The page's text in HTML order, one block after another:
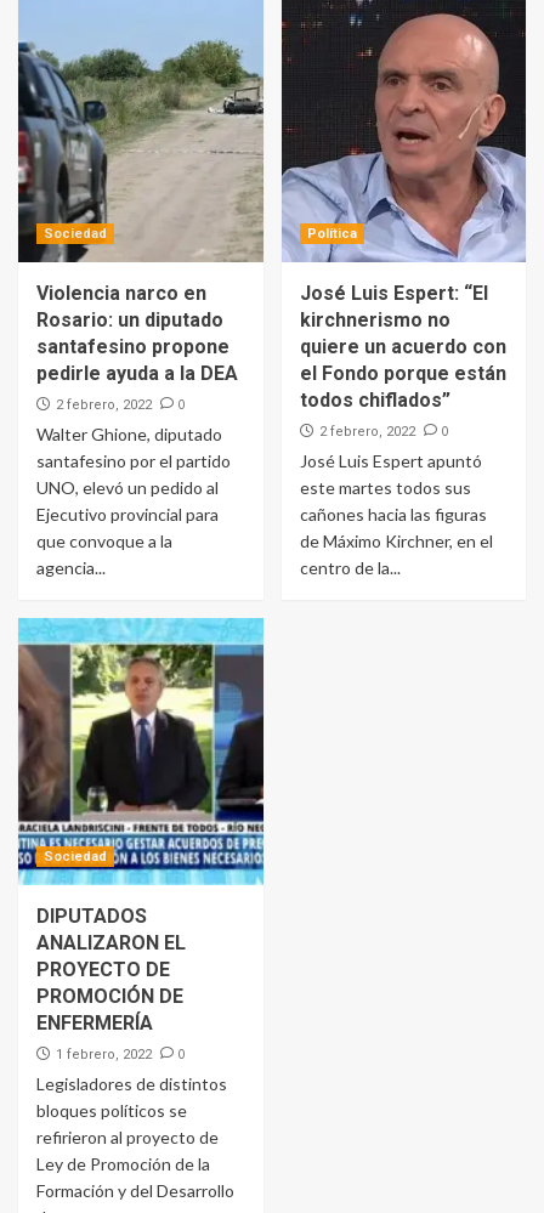
Sociedad
Violencia narco en
Rosario: un diputado
santafesino propone
pedirle ayuda a la DEA
2 febrero, 2022 0
Walter Ghione, diputado
santafesino por el partido
UNO, elevó un pedido al
Ejecutivo provincial para
que convoque a la
agencia...
Política
José Luis Espert: “El
kirchnerismo no
quiere un acuerdo con
el Fondo porque están
todos chiflados”
2 febrero, 2022 0
José Luis Espert apuntó
este martes todos sus
cañones hacia las figuras
de Máximo Kirchner, en el
centro de la...
Sociedad
DIPUTADOS
ANALIZARON EL
PROYECTO DE
PROMOCIÓN DE
ENFERMERÍA
1 febrero, 2022 0
Legisladores de distintos
bloques políticos se
refirieron al proyecto de
Ley de Promoción de la
Formación y del Desarrollo